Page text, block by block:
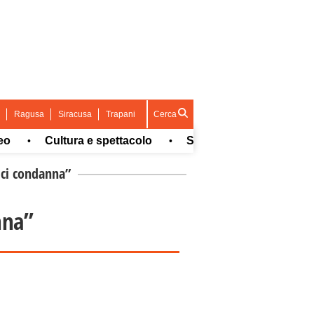
Ragusa Siracusa Trapani Cerca
• Cultura e spettacolo • Sport
condanna”